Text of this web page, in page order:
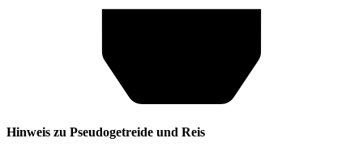
Hinweis zu Pseudogetreide und Reis